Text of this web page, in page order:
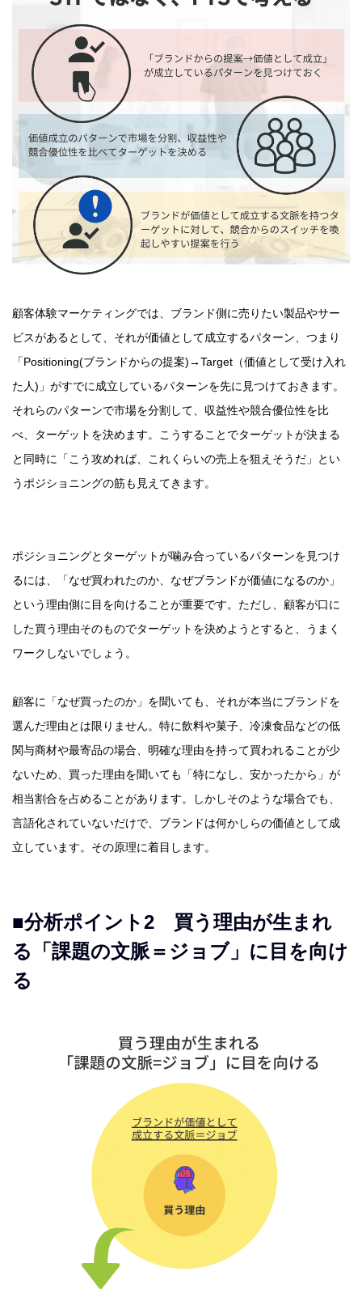
顧客体験マーケティングでは、ブランド側に売りたい製品やサー
ビスがあるとして、それが価値として成立するパターン、つまり
「Positioning(ブランドからの提案)→Target（価値として受け入れ
た人)」がすでに成立しているパターンを先に見つけておきます。
それらのパターンで市場を分割して、収益性や競合優位性を比
べ、ターゲットを決めます。こうすることでターゲットが決まる
と同時に「こう攻めれば、これくらいの売上を狙えそうだ」とい
うポジショニングの筋も見えてきます。
ポジショニングとターゲットが噛み合っているパターンを見つけ
るには、「なぜ買われたのか、なぜブランドが価値になるのか」
という理由側に目を向けることが重要です。ただし、顧客が口に
した買う理由そのものでターゲットを決めようとすると、うまく
ワークしないでしょう。
顧客に「なぜ買ったのか」を聞いても、それが本当にブランドを
選んだ理由とは限りません。特に飲料や菓子、冷凍食品などの低
関与商材や最寄品の場合、明確な理由を持って買われることが少
ないため、買った理由を聞いても「特になし、安かったから」が
相当割合を占めることがあります。しかしそのような場合でも、
言語化されていないだけで、ブランドは何かしらの価値として成
立しています。その原理に着目します。
■分析ポイント2 買う理由が生まれ
る「課題の文脈＝ジョブ」に目を向け
る